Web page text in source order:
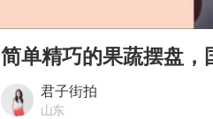
向鹏0-3
江苏发布
简单精巧的果蔬摆盘
君子街拍
山东